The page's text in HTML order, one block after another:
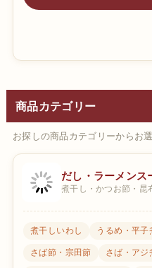
商品カテゴリー
お探しの商品カテゴリーからお
だし・ラーメンス
煮干し・かつお節・昆
煮干しいわし うるめ・平子
さば節・宗田節 さば・アジ